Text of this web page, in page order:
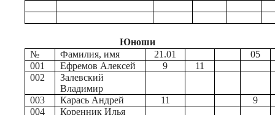
Юноши
№
Фамилия, имя 21.01
05
001
Ефремов Алексей 9
11
002
Залевский
Владимир
003
Карась Андрей 11
9
004
Коренник Илья